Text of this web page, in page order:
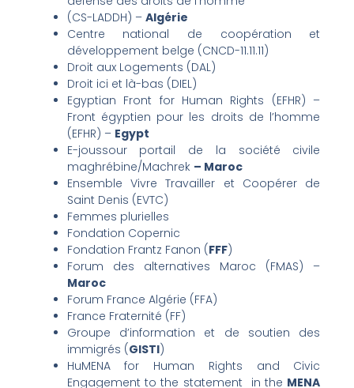
(CS-LADDH) – Algérie
Centre national de coopération et
développement belge (CNCD-11.11.11)
Droit aux Logements (DAL)
Droit ici et là-bas (DIEL)
Egyptian Front for Human Rights (EFHR) –
Front égyptien pour les droits de l’homme
(EFHR) – Egypt
E-joussour portail de la société civile
maghrébine/Machrek – Maroc
Ensemble Vivre Travailler et Coopérer de
Saint Denis (EVTC)
Femmes plurielles
Fondation Copernic
Fondation Frantz Fanon (FFF)
Forum des alternatives Maroc (FMAS) –
Maroc
Forum France Algérie (FFA)
France Fraternité (FF)
Groupe d’information et de soutien des
immigrés (GISTI)
HuMENA for Human Rights and Civic
Engagement to the statement in the MENA